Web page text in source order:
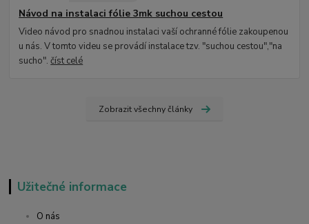
Návod na instalaci fólie 3mk suchou cestou
Video návod pro snadnou instalaci vaší ochranné fólie zakoupenou
u nás. V tomto videu se provádí instalace tzv. "suchou cestou","na
sucho".číst celé
Zobrazit všechny články
Užitečné informace
O nás